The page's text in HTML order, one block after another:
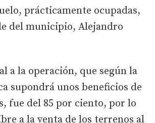
prácticamente ocupadas,
del municipio, Alejandro
a la operación, que según la
supondrá unos beneficios de
fue del 85 por ciento, por lo
a la venta de los terrenos al